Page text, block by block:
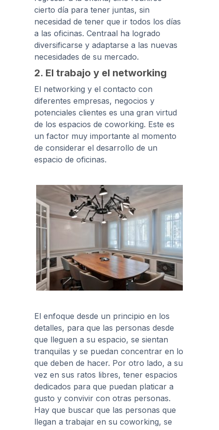
cierto día para tener juntas, sin
necesidad de tener que ir todos los días
a las oficinas. Centraal ha logrado
diversificarse y adaptarse a las nuevas
necesidades de su mercado.
2. El trabajo y el networking
El networking y el contacto con
diferentes empresas, negocios y
potenciales clientes es una gran virtud
de los espacios de coworking. Este es
un factor muy importante al momento
de considerar el desarrollo de un
espacio de oficinas.
El enfoque desde un principio en los
detalles, para que las personas desde
que lleguen a su espacio, se sientan
tranquilas y se puedan concentrar en lo
que deben de hacer. Por otro lado, a su
vez en sus ratos libres, tener espacios
dedicados para que puedan platicar a
gusto y convivir con otras personas.
Hay que buscar que las personas que
llegan a trabajar en su coworking, se